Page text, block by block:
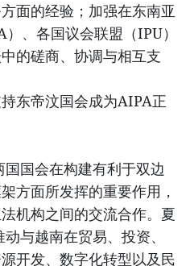
面的经验；加强在东南亚
、各国议会联盟（IPU）
的磋商、协调与相互支
东帝汶国会成为AIPA正
国国会在构建有利于双边
方面所发挥的重要作用，
机构之间的交流合作。夏
与越南在贸易、投资、
开发、数字化转型以及民